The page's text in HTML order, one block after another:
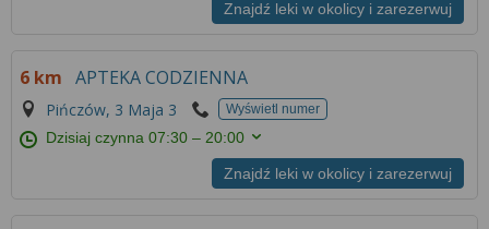
Znajdź leki w okolicy i zarezerwuj
6 km APTEKA CODZIENNA
Pińczów, 3 Maja 3 Wyświetl numer
Dzisiaj czynna07:30 – 20:00
Znajdź leki w okolicy i zarezerwuj
Więcej informacji na temat wykorzystywania